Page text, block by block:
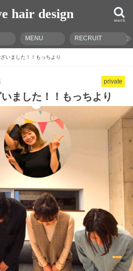
hair design search
MENU RECRUIT
いました！！もっちより
private
ました！！もっちより